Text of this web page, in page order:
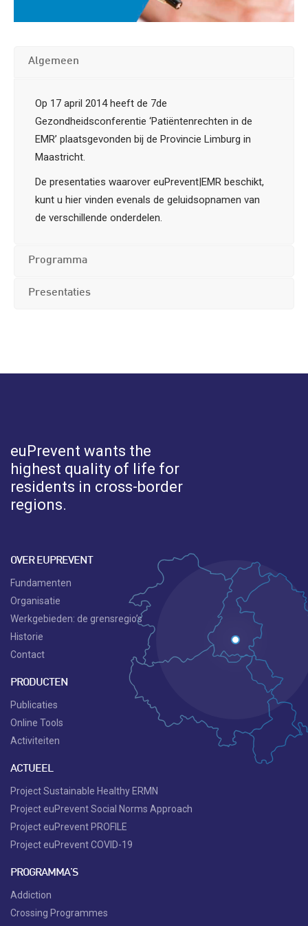
Algemeen
Op 17 april 2014 heeft de 7de
Gezondheidsconferentie ‘Patiëntenrechten in de
EMR’ plaatsgevonden bij de Provincie Limburg in
Maastricht.
De presentaties waarover euPrevent|EMR beschikt,
kunt u hier vinden evenals de geluidsopnamen van
de verschillende onderdelen.
Programma
Presentaties
euPrevent wants the
highest quality of life for
residents in cross-border
regions.
OVER EUPREVENT
Fundamenten
Organisatie
Werkgebieden: de grensregio’s
Historie
Contact
PRODUCTEN
Publicaties
Online Tools
Activiteiten
ACTUEEL
Project Sustainable Healthy ERMN
Project euPrevent Social Norms Approach
Project euPrevent PROFILE
Project euPrevent COVID-19
PROGRAMMA'S
Addiction
Crossing Programmes